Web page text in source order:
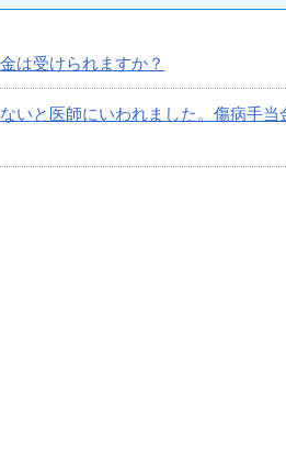
は受けられますか？
いと医師にいわれました。傷病手当